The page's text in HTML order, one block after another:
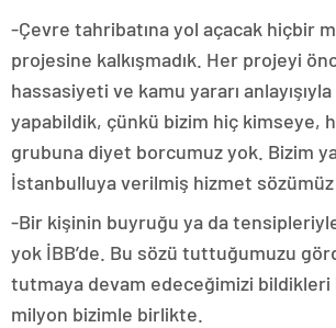
-Çevre tahribatına yol açacak hiçbir
projesine kalkışmadık. Her projeyi
hassasiyeti ve kamu yararı anlayışıyla
yapabildik, çünkü bizim hiç kimseye,
grubuna diyet borcumuz yok. Bizim
İstanbulluya verilmiş hizmet sözümüz
-Bir kişinin buyruğu ya da
yok İBB’de. Bu sözü tuttuğumuzu
tutmaya devam edeceğimizi bildikleri
milyon bizimle birlikte.